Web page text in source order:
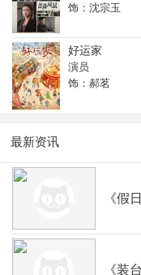
饰：沈宗玉
好运家
演员
饰：郝茗
最新资讯
《假
《装